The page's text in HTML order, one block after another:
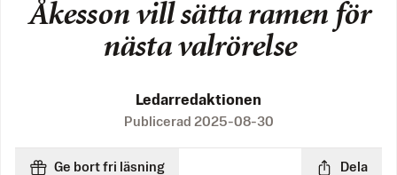
Åkesson vill sätta ramen för
nästa valrörelse
Ledarredaktionen
Publicerad 2025-08-30
Ge bort fri läsning Dela